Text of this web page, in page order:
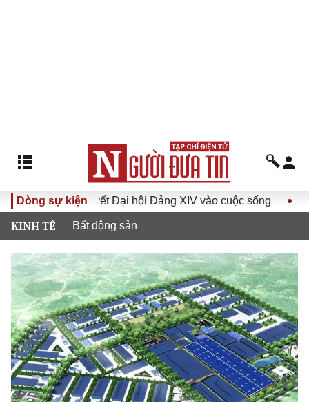
Dòng sự kiện
Nghị quyết Đại hội Đảng XIV vào cuộc sống Hướng
KINH TẾ Bất động sản